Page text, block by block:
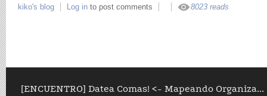
kiko's blog Log in to post comments 8023 reads
[ENCUENTRO] Datea Comas! <- Mapeando Organiza...